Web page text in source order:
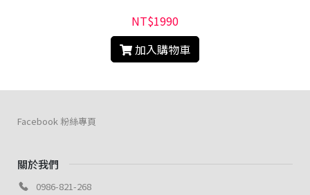
NT$1990
加入購物車
關於我們
0986-821-268
Facebook 粉絲專頁